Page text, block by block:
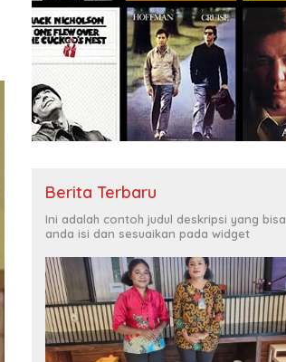
Berita Terbaru
Ini adalah contoh judul deskripsi yang bisa
anda isi dan sesuaikan pada widget